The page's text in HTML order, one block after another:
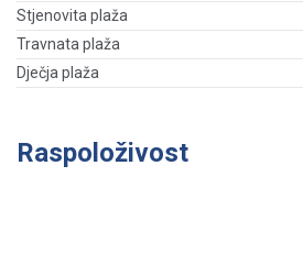
Stjenovita plaža
Travnata plaža
Dječja plaža
Raspoloživost